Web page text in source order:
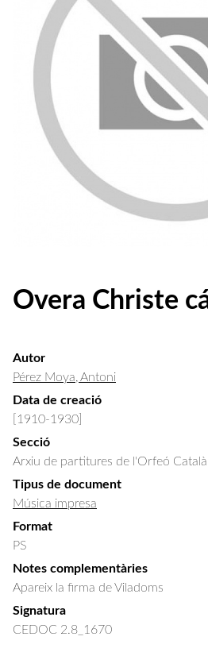
Overa Christe
Autor
Pérez Moya, Antoni
Data de creació
[1910-1930]
Secció
Arxiu de partitures de l'Orfeó Català
Tipus de document
Música impresa
Format
PS
Notes complementàries
Apareix la firma de Viladoms
Signatura
CEDOC 2.8_1670